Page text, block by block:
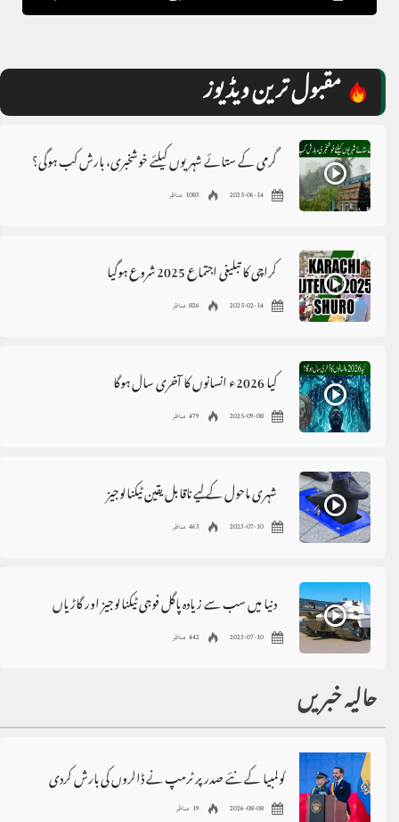
مقبول ترین ویڈیوز
گرمی کے ستائے شہریوں کیلئے خوشخبری، بارش کب ہوگی؟
2025-06-14 1083 مناظر
کراچی کا تبلیغی اجتماع 2025 شروع ہوگیا
2025-02-14 826 مناظر
کیا 2026ء انسانوں کا آخری سال ہوگا
2025-09-08 479 مناظر
شہری ماحول کے لیے ناقابل یقین ٹیکنالوجیز
2023-07-10 463 مناظر
دنیا میں سب سے زیادہ پاگل فوجی ٹیکنالوجیز اور گاڑیاں
2023-07-10 442 مناظر
حالیہ خبریں
کولمبیا کے نئے صدر پر ٹرمپ نے ڈالروں کی بارش کردی
2026-08-08 19 مناظر